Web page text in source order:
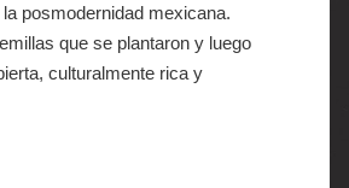
posmodernidad mexicana.
que se plantaron y luego
culturalmente rica y